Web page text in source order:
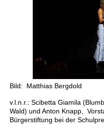
Bild: Matthias Bergdold
v.l.n.r.: Scibetta Giamila
Wald) und Anton Knapp,
Bürgerstiftung bei der